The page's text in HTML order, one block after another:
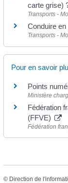
carte grise)
Transports -
Conduire
Transports -
Pour en savoir
Points
Ministère
Fédération
(FFVE)
Fédération
© Direction de